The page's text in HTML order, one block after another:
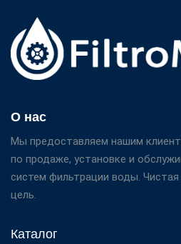
О нас
Мы предоставляем нашим
по продаже, установке и
систем фильтрации воды.
цель.
Каталог